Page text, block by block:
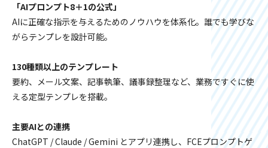
「AIプロンプト8＋1の公式」
AIに正確な指示を与えるためのノウハウを体系化。誰でも学びな
がらテンプレを設計可能。
130種類以上のテンプレート
要約、メール文案、記事執筆、議事録整理など、業務ですぐに使
える定型テンプレを搭載。
主要AIとの連携
ChatGPT / Claude / Gemini とアプリ連携し、FCEプロンプトゲ